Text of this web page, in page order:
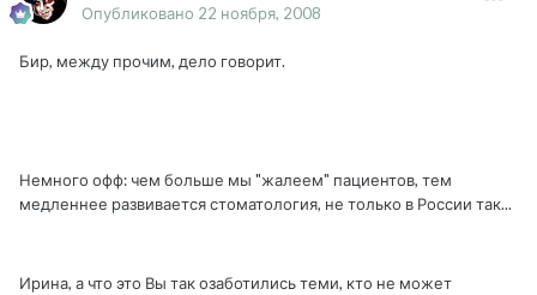
Опубликовано 22 ноября, 2008
Бир, между прочим, дело говорит.
Немного офф: чем больше мы "жалеем" пациентов, тем
медленнее развивается стоматология, не только в России так...
Ирина, а что это Вы так озаботились теми, кто не может